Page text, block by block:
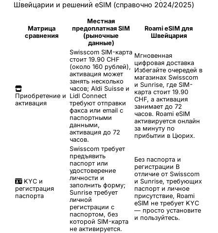
Швейцарии и решений eSIM (справочно 2024/2025)
Матрица
сравнения
Местная
предоплатная SIM
(рыночные
данные)
Roami eSIM для
Швейцария
Приобретение и
активация
Swisscom SIM-карта
стоит 19.90 CHF
(около 160 рублей),
активация может
занять несколько
часов; Aldi Suisse и
Lidl Connect
требуют отправки
факса или email с
паспортными
данными,
активация до 72
часов.
Мгновенная
цифровая доставка
Избегайте очередей в
магазинах Swisscom
и Sunrise, где SIM-
карта стоит 19.90
CHF, а активация
занимает до 72
часов. Roami eSIM
активируется онлайн
за минуту по
прибытии в Цюрих.
KYC и
регистрация
паспорта
Swisscom требует
предъявить
паспорт или
удостоверение
личности и
заполнить форму;
Sunrise требует
личной
регистрации с
паспортом, без
которой SIM-карта
не активируется.
Без паспорта и
регистрации В
отличие от Swisscom
и Sunrise, требующих
паспорт и личное
присутствие, Roami
eSIM не требует KYC
— просто установите
и пользуйтесь.